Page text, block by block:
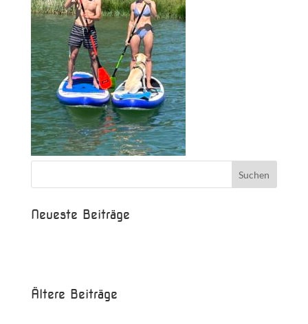
Neueste Beiträge
Ältere Beiträge